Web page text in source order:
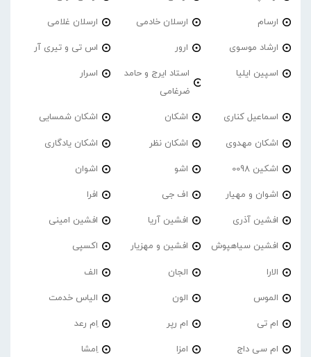
ارسام ارسلان خادمی ارسلان غلامی
ارشاد موسوی ارور اس تی و تیری آر
اسپین ایلیا
استاد ایرج و حامد
ضرغامی
اسرار
اسماعیل کناری اشکان اشکان شمسایی
اشکان مهدوی اشکان نظر اشکان یادگاری
اشکین 0098 اشو اشوان
اشوان و مهیار اف جی افرا
افشین آذری افشین آریا افشین امینی
افشین سیاهپوش افشین و مهزیار اکسپی
الارا الجان الف
الموس الون الیاس خدمت
ام تی ام رپر اِم رعد
ام سی داج امزا اِمشا